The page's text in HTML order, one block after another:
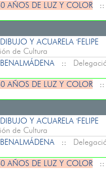
AÑOS DE LUZ Y COLOR
Y ACUARELA 'FELIPE
de Cultura
::
AÑOS DE LUZ Y COLOR
Y ACUARELA 'FELIPE
de Cultura
::
AÑOS DE LUZ Y COLOR